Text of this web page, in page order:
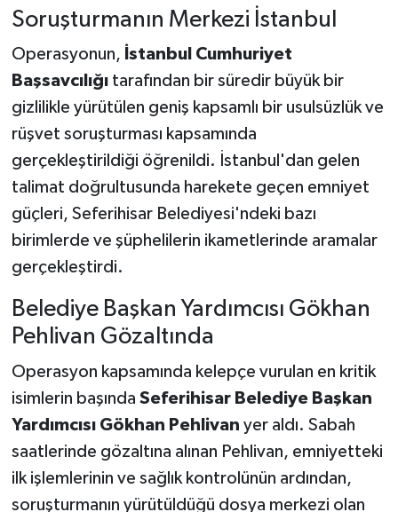
Soruşturmanın Merkezi İstanbul
Operasyonun, İstanbul Cumhuriyet
Başsavcılığıtarafından bir süredir büyük bir
gizlilikle yürütülen geniş kapsamlı bir usulsüzlük ve
rüşvet soruşturması kapsamında
gerçekleştirildiği öğrenildi. İstanbul'dan gelen
talimat doğrultusunda harekete geçen emniyet
güçleri, Seferihisar Belediyesi'ndeki bazı
birimlerde ve şüphelilerin ikametlerinde aramalar
gerçekleştirdi.
Belediye Başkan Yardımcısı Gökhan
Pehlivan Gözaltında
Operasyon kapsamında kelepçe vurulan en kritik
isimlerin başında Seferihisar Belediye Başkan
Yardımcısı Gökhan Pehlivan yer aldı. Sabah
saatlerinde gözaltına alınan Pehlivan, emniyetteki
ilk işlemlerinin ve sağlık kontrolünün ardından,
soruşturmanın yürütüldüğü dosya merkezi olan